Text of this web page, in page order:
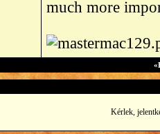
much more
Kérlek,